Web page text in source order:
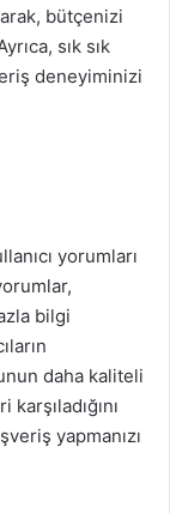
bütçenizi
sık sık
deneyiminizi
yorumları
bilgi
daha kaliteli
yapmanızı